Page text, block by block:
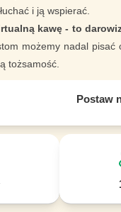
i ją wspierać.
kawę - to
możemy nadal
tożsamość.
Postaw